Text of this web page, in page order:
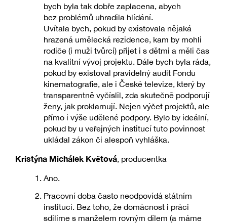
bych byla tak dobře zaplacena, abych
bez problémů uhradila hlídání.
Uvítala bych, pokud by existovala nějaká
hrazená umělecká rezidence, kam by mohli
rodiče (i muži tvůrci) přijet i s dětmi a měli čas
na kvalitní vývoj projektu. Dále bych byla ráda,
pokud by existoval pravidelný audit Fondu
kinematografie, ale i České televize, který by
transparentně vyčíslil, zda skutečně podporují
ženy, jak proklamují. Nejen výčet projektů, ale
přímo i výše udělené podpory. Bylo by ideální,
pokud by u veřejných institucí tuto povinnost
ukládal zákon či alespoň vyhláška.
Kristýna Michálek Květová, producentka
Ano.
Pracovní doba často neodpovídá státním
institucí. Bez toho, že domácnost i práci
sdílíme s manželem rovným dílem (a máme